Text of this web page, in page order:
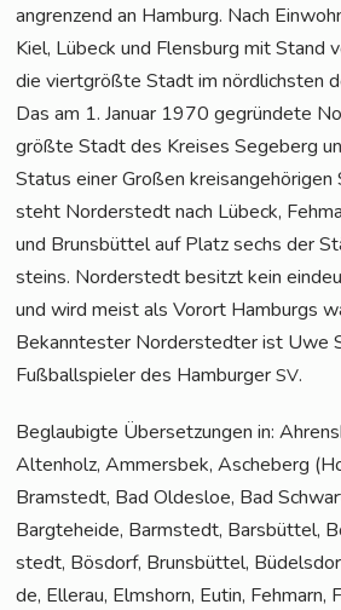
angren­zend an Ham­burg. Nach
Kiel, Lübeck und Flens­burg mit Stand
die viert­größ­te Stadt im nörd­lichs­ten
Das am 1. Janu­ar 1970 gegrün­de­te
größ­te Stadt des Krei­ses Sege­berg
Sta­tus einer Gro­ßen kreis­an­ge­hö­ri­gen
steht Nor­der­stedt nach Lübeck,
und Bruns­büt­tel auf Platz sechs der
steins. Nor­der­stedt besitzt kein
und wird meist als Vor­ort Ham­burgs
Bekann­tes­ter Nor­der­sted­ter ist Uwe
Fuß­ball­spie­ler des Ham­bur­gerSV.
Beglau­big­te Über­set­zun­gen in:
Alten­holz, Ammers­bek, Asche­berg
Bramstedt, Bad Oldes­loe, Bad
Barg­te­he­i­de, Barm­stedt, Bars­büt­tel,
stedt, Bös­dorf, Bruns­büt­tel,
de, Eller­au, Elms­horn, Eutin, Feh­marn,